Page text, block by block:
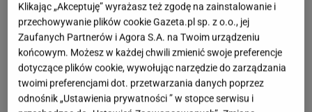
bieli i czerni daje ponadczasowy i elegancki efekt,
który swoją stylistyką przypomina projekty znanego
domu mody Chanel. Materiał o optymalnej
elastyczności gwarantuje pełną swobodę ruchów, a
prosty krój fenomenalnie tuszuje odstający
Klikając „Akceptuję” wyrażasz też zgodę na zainstalowanie i
przechowywanie plików cookie Gazeta.pl sp. z o.o., jej
Zaufanych Partnerów i Agora S.A. na Twoim urządzeniu
końcowym. Możesz w każdej chwili zmienić swoje preferencje
dotyczące plików cookie, wywołując narzędzie do zarządzania
twoimi preferencjami dot. przetwarzania danych poprzez
odnośnik „Ustawienia prywatności ” w stopce serwisu i